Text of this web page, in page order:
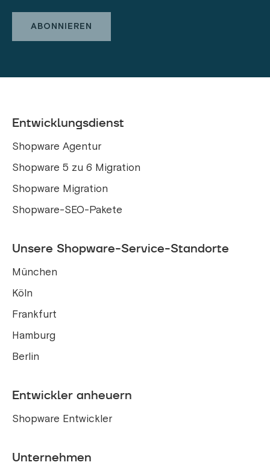
Entwicklungsdienst
Shopware Agentur
Shopware 5 zu 6 Migration
Shopware Migration
Shopware-SEO-Pakete
Unsere Shopware-Service-Standorte
München
Köln
Frankfurt
Hamburg
Berlin
Entwickler anheuern
Shopware Entwickler
Unternehmen